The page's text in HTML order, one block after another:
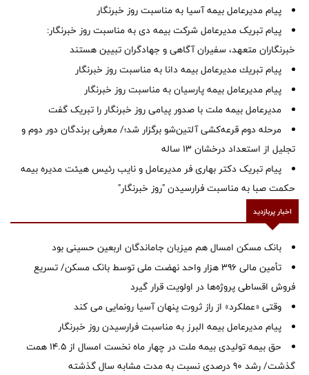
پیام مدیرعامل بیمه آسیا به مناسبت روز خبرنگار
پیام تبریک مدیرعامل شرکت بیمه دی به مناسبت روز خبرنگار:
خبرنگاران متعهد، سفیران آگاهی و جهادگران تبیین هستند
پیام ‌تبریك‌ مدیرعامل بیمه دانا به مناسبت روز خبرنگار
پیام مدیرعامل بیمه پارسیان به مناسبت روز خبرنگار
مدیرعامل بیمه ملت با صدور پیامی روز خبرنگار را تبریک گفت
مرحله دوم قرعه‌کشی آلتین‌شو برگزار شد؛/ معرفی برندگان دور دوم و
تجلیل از استعداد درخشان ۱۳ ساله
پیام تبریک دکتر بهاری فر مدیرعامل و نایب رئیس هیئت مدیره بیمه
حکمت صبا به مناسبت فرارسیدن "روز خبرنگار"
اخبار پربازدید
بانک مسکن امسال هم میزبان جاماندگان اربعین حسینی بود
تأمین مالی ۳۹۶ هزار واحد نهضت ملی توسط بانک مسکن/ تسریع
فروش اقساطی پروژه‌ها در اولویت قرار گیرد
وقتی «عملکرد» از راز ثروت پنهان آسیا رونمایی می کند
پیام مدیرعامل بیمه البرز به مناسبت فرارسیدن روز خبرنگار
حق بیمه تولیدی بیمه ملت در چهار ماه نخست امسال از 14.5 همت
گذشت/ رشد 90 درصدی نسبت به مدت مشابه سال گذشته